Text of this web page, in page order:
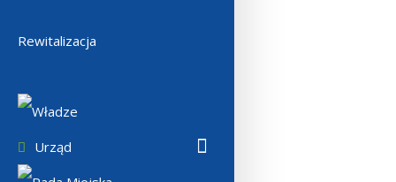
Rewitalizacja
Władze
Urząd